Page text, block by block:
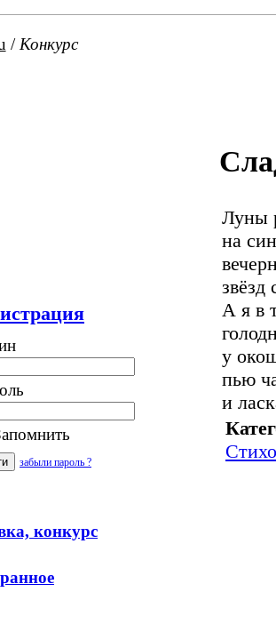
/ Конкурс
забыли пароль ?
конкурс
Луны
на
звёзд
А я в
у
пью
и